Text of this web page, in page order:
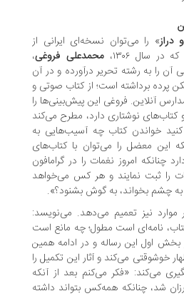
» را می‌توان نسخه‌ای ایرانی از
محمدعلی فروغی
به رشته تحریر درآورده و در آن
است؛ از کتاب صوتی و
فروغی این پیش‌بینی‌ها را
نوشتاری دارد، مطرح می‌کند
کتاب چه آسیب‌هایی به
را می‌توان با کتاب‌های
امروز نغمات را در گرامافون
نمایند و هر کس می‌خواهد
بخواند، به گوش بشنود؟».
نیز تعمیم می‌دهد. می‌نویسد:
است مطول؛ چه مانع است
این رساله و در ادامه همین
می‌کند و آثار این تکمیل را
«فکر می‌کنم بعد از آنکه
چنانکه همه‌کس بتواند داشته